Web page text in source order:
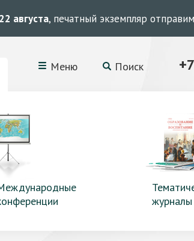
22 августа, печатный экземпляр отправим
Меню Поиск
журналы